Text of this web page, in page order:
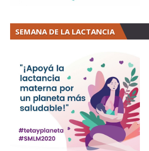
SEMANA DE LA LACTANCIA